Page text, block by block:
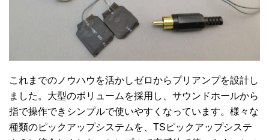
これまでのノウハウを活かしゼロからプリアンプを設計し
ました。大型のボリュームを採用し、サウンドホールから
指で操作できシンプルで使いやすくなっています。様々な
種類のピックアップシステムを、TSピックアップシステ